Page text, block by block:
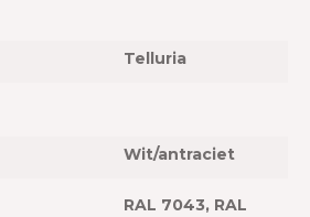
Telluria
Wit/antraciet
RAL 7043, RAL